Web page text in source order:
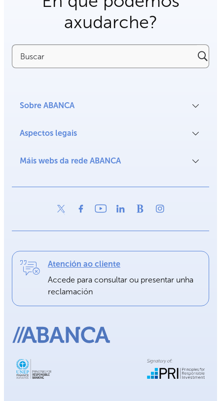
axudarche?
Buscar
Sobre ABANCA
Aspectos legais
Máis webs da rede ABANCA
Atención ao cliente
Accede para consultar ou presentar unha
reclamación